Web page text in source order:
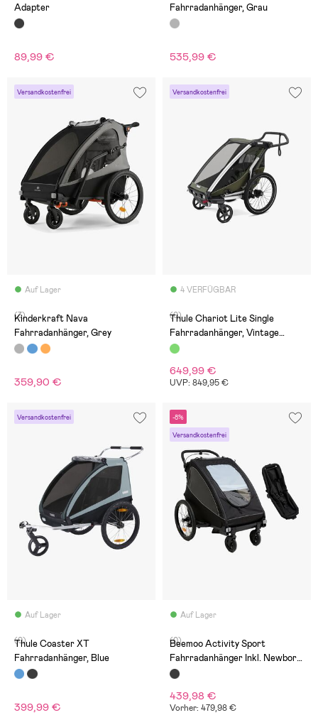
Adapter
89,99 €
Fahrradanhänger, Grau
535,99 €
Versandkostenfrei
Auf Lager
(3)
Kinderkraft Nava
Fahrradanhänger, Grey
359,90 €
Versandkostenfrei
4 VERFÜGBAR
(0)
Thule Chariot Lite Single
Fahrradanhänger, Vintage
Green
649,99 €
UVP: 849,95 €
Versandkostenfrei
Auf Lager
(0)
Thule Coaster XT
Fahrradanhänger, Blue
399,99 €
-8%
Versandkostenfrei
Auf Lager
(0)
Beemoo Activity Sport
Fahrradanhänger Inkl. Newborn
Set, Black
439,98 €
Vorher: 479,98 €